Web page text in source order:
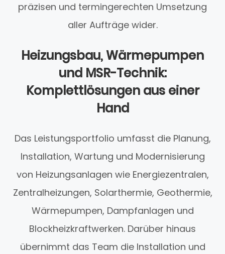
präzisen und termingerechten Umsetzung
aller Aufträge wider.
Heizungsbau, Wärmepumpen
und MSR-Technik:
Komplettlösungen aus einer
Hand
Das Leistungsportfolio umfasst die Planung,
Installation, Wartung und Modernisierung
von Heizungsanlagen wie Energiezentralen,
Zentralheizungen, Solarthermie, Geothermie,
Wärmepumpen, Dampfanlagen und
Blockheizkraftwerken. Darüber hinaus
übernimmt das Team die Installation und